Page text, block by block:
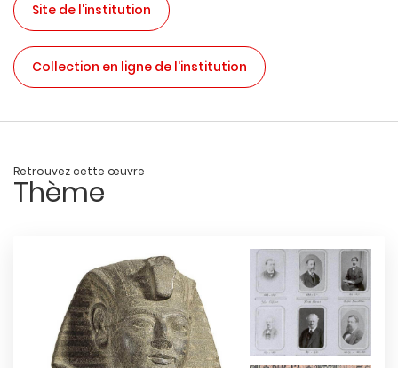
Site de l'institution
Collection en ligne de l'institution
Retrouvez cette œuvre
Thème